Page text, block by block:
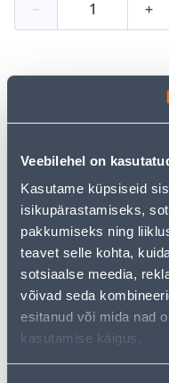
Veebilehel on
Kasutame küpsiseid
isikupärastamiseks,
pakkumiseks ning
teavet selle kohta,
sotsiaalse meedia,
võivad seda
esitanud või mida nad
kasutamise käigus.
− +
Посмотреть
• HANKIJA LAOST
Калькулятор
Депозит